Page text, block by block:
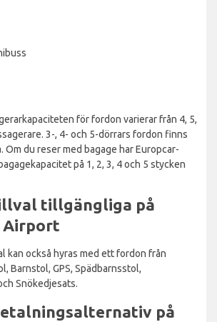
för fordon varierar från 4, 5,
3-, 4- och 5-dörrars fordon finns
Om du reser med bagage har Europcar-
på 1, 2, 3, 4 och 5 stycken
tillgängliga på
Airport
kan också hyras med ett fordon från
Barnstol, GPS, Spädbarnsstol,
Snökedjesats.
på